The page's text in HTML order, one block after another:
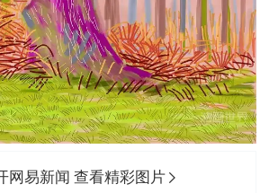
网易新闻 查看精彩图片